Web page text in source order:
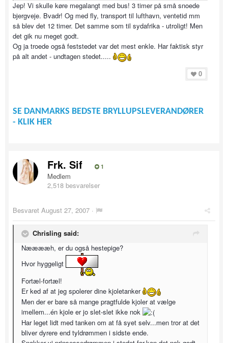
Jep! Vi skulle køre megalangt med bus! 3 timer på små snoede
bjergveje. Bvadr! Og med fly, transport til lufthavn, ventetid mm
så blev det 12 timer. Det samme som til sydafrika - utroligt! Men
det gik nu meget godt.
Og ja troede også feststedet var det mest enkle. Har faktisk styr
på alt andet - undtagen stedet.....
0
SE DANMARKS BEDSTE BRYLLUPSLEVERANDØRER
- KLIK HER
Frk. Sif 1
Medlem
2,518 besvarelser
Besvaret August 27, 2007 ·
Chrisling said:
Nææææh, er du også hestepige?
Hvor hyggeligt
Fortæl-fortæl!
Er ked af at jeg spolerer dine kjoletanker
Men der er bare så mange pragtfulde kjoler at vælge
imellem...én kjole er jo slet-slet ikke nok
Har leget lidt med tanken om at få syet selv...men tror at det
bliver dyrere end tyldrømmen i sidste ende.